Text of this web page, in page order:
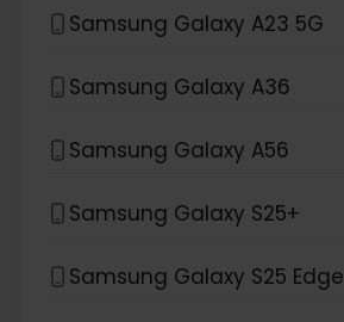
Samsung Galaxy A23 5G
Samsung Galaxy A36
Samsung Galaxy A56
Samsung Galaxy S25+
Samsung Galaxy S25 Edge